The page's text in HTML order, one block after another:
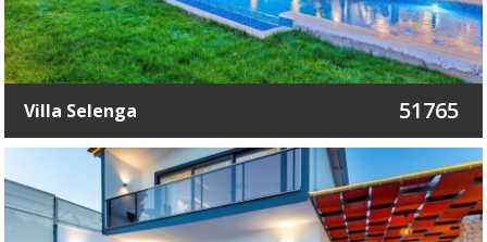
Villa Selenga 51765